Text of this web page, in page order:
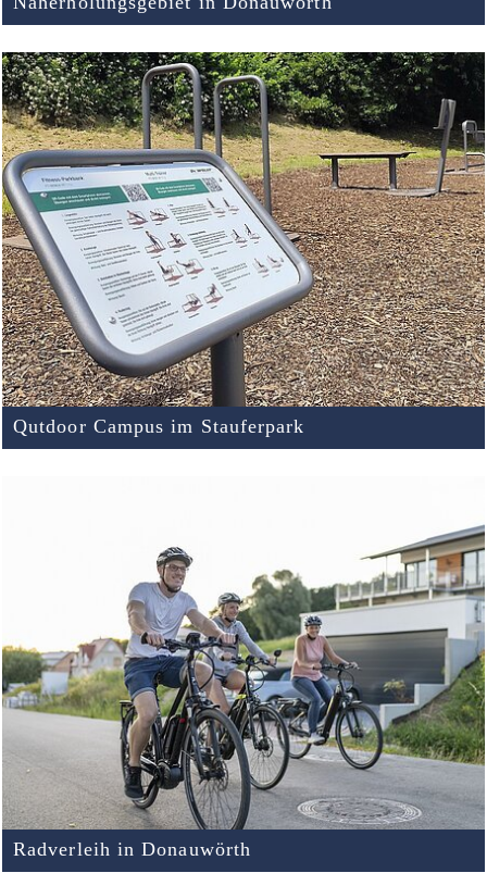
Qutdoor Campus im Stauferpark
Radverleih in Donauwörth